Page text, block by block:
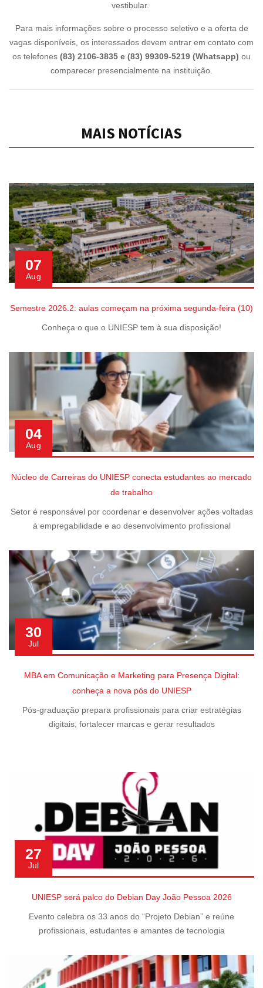
vestibular.
Para mais informações sobre o processo seletivo e a oferta de
vagas disponíveis, os interessados devem entrar em contato com
os telefones (83) 2106-3835 e (83) 99309-5219 (Whatsapp) ou
comparecer presencialmente na instituição.
MAIS NOTÍCIAS
07
Aug
Semestre 2026.2: aulas começam na próxima segunda-feira (10)
Conheça o que o UNIESP tem à sua disposição!
04
Aug
Núcleo de Carreiras do UNIESP conecta estudantes ao mercado
de trabalho
Setor é responsável por coordenar e desenvolver ações voltadas
à empregabilidade e ao desenvolvimento profissional
30
Jul
MBA em Comunicação e Marketing para Presença Digital:
conheça a nova pós do UNIESP
Pós-graduação prepara profissionais para criar estratégias
digitais, fortalecer marcas e gerar resultados
27
Jul
UNIESP será palco do Debian Day João Pessoa 2026
Evento celebra os 33 anos do “Projeto Debian” e reúne
profissionais, estudantes e amantes de tecnologia